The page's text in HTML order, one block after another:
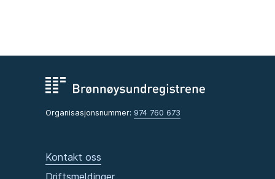
Organisasjonsnummer: 974 760 673
Kontakt oss